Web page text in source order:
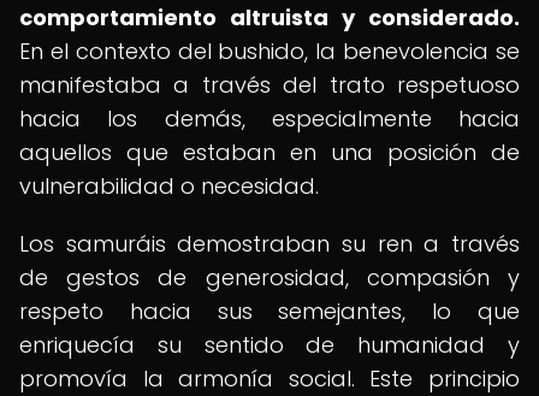
comportamiento altruista y considerado.
En el contexto del bushido, la benevolencia se
manifestaba a través del trato respetuoso
hacia los demás, especialmente hacia
aquellos que estaban en una posición de
vulnerabilidad o necesidad.
Los samuráis demostraban su ren a través
de gestos de generosidad, compasión y
respeto hacia sus semejantes, lo que
enriquecía su sentido de humanidad y
promovía la armonía social. Este principio